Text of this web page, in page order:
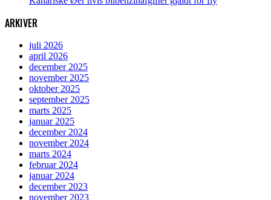
ARKIVER
juli 2026
april 2026
december 2025
november 2025
oktober 2025
september 2025
marts 2025
januar 2025
december 2024
november 2024
marts 2024
februar 2024
januar 2024
december 2023
november 2023